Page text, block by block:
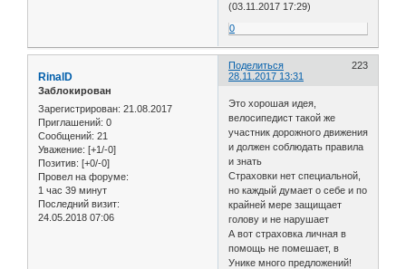
(03.11.2017 17:29)
0
Поделиться
223
28.11.2017 13:31
RinalD
Заблокирован
Зарегистрирован: 21.08.2017
Приглашений: 0
Сообщений: 21
Уважение: [+1/-0]
Позитив: [+0/-0]
Провел на форуме:
1 час 39 минут
Последний визит:
24.05.2018 07:06
Это хорошая идея,
велосипедист такой же
участник дорожного движения
и должен соблюдать правила
и знать
Страховки нет специальной,
но каждый думает о себе и по
крайней мере защищает
голову и не нарушает
А вот страховка личная в
помощь не помешает, в
Унике много предложений!